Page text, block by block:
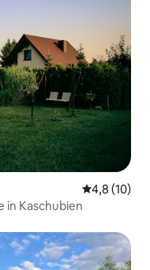
4,8 (10)
in Kaschubien